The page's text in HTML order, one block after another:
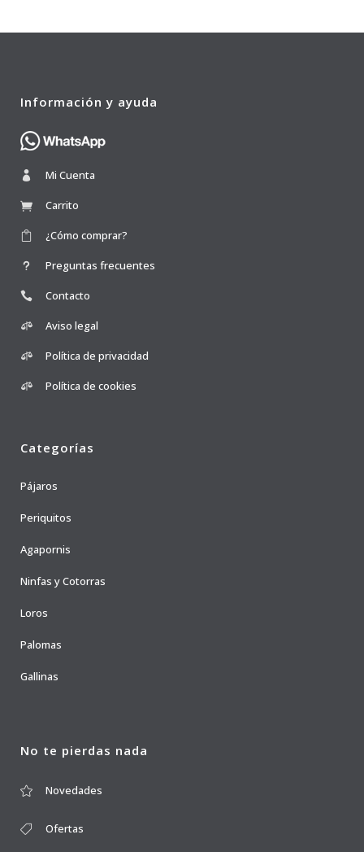
Información y ayuda
Mi Cuenta
Carrito
¿Cómo comprar?
Preguntas frecuentes
Contacto
Aviso legal
Política de privacidad
Política de cookies
Categorías
Pájaros
Periquitos
Agapornis
Ninfas y Cotorras
Loros
Palomas
Gallinas
No te pierdas nada
Novedades
Ofertas